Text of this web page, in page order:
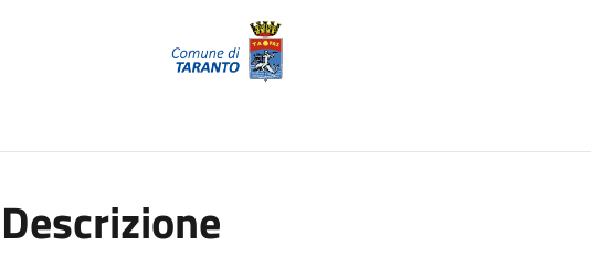
Descrizione